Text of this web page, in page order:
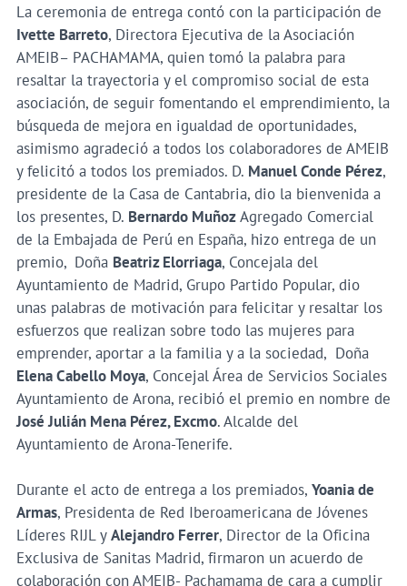
La ceremonia de entrega contó con la participación de
Ivette Barreto, Directora Ejecutiva de la Asociación
AMEIB– PACHAMAMA, quien tomó la palabra para
resaltar la trayectoria y el compromiso social de esta
asociación, de seguir fomentando el emprendimiento, la
búsqueda de mejora en igualdad de oportunidades,
asimismo agradeció a todos los colaboradores de AMEIB
y felicitó a todos los premiados. D. Manuel Conde Pérez,
presidente de la Casa de Cantabria, dio la bienvenida a
los presentes, D. Bernardo MuñozAgregado Comercial
de la Embajada de Perú en España, hizo entrega de un
premio, Doña Beatriz Elorriaga, Concejala del
Ayuntamiento de Madrid, Grupo Partido Popular, dio
unas palabras de motivación para felicitar y resaltar los
esfuerzos que realizan sobre todo las mujeres para
emprender, aportar a la familia y a la sociedad, Doña
Elena Cabello Moya, Concejal Área de Servicios Sociales
Ayuntamiento de Arona, recibió el premio en nombre de
José Julián Mena Pérez, Excmo. Alcalde del
Ayuntamiento de Arona-Tenerife.
Durante el acto de entrega a los premiados, Yoania de
Armas, Presidenta de Red Iberoamericana de Jóvenes
Líderes RIJL yAlejandro Ferrer, Director de la Oficina
Exclusiva de Sanitas Madrid, firmaron un acuerdo de
colaboración con AMEIB- Pachamama de cara a cumplir